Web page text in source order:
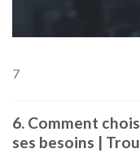
7
6. Comment
ses besoins |